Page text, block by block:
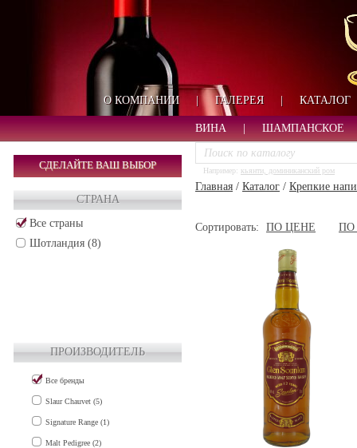
О КОМПАНИИ | ГАЛЕРЕЯ | КАТАЛОГ
ВИНА ШАМПАНСКОЕ
СДЕЛАЙТЕ ВАШ ВЫБОР
СТРАНА
Все страны
Шотландия (8)
ПРОИЗВОДИТЕЛЬ
Все бренды
Slaur Chauvet (5)
Signature Range (1)
Malt Pedigree (2)
Например: кьянти, доминиканский ром
Главная / Каталог / Крепкие
Сортировать: ПО ЦЕНЕ ПО